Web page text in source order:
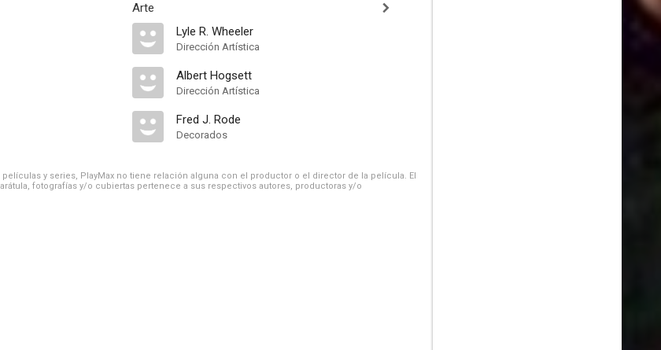
Arte
Lyle R. Wheeler
Dirección Artística
Albert Hogsett
Dirección Artística
Fred J. Rode
Decorados
y series, PlayMax no tiene relación alguna con el productor o el director de la película. El
fotografías y/o cubiertas pertenece a sus respectivos autores, productoras y/o